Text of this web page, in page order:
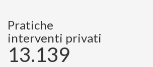
Pratiche 65
Pratiche
interventi privati
13.139